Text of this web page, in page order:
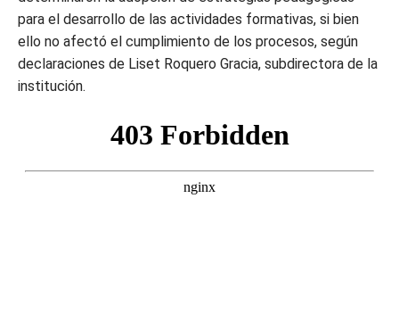
para el desarrollo de las actividades formativas, si bien
ello no afectó el cumplimiento de los procesos, según
declaraciones de Liset Roquero Gracia, subdirectora de la
institución.